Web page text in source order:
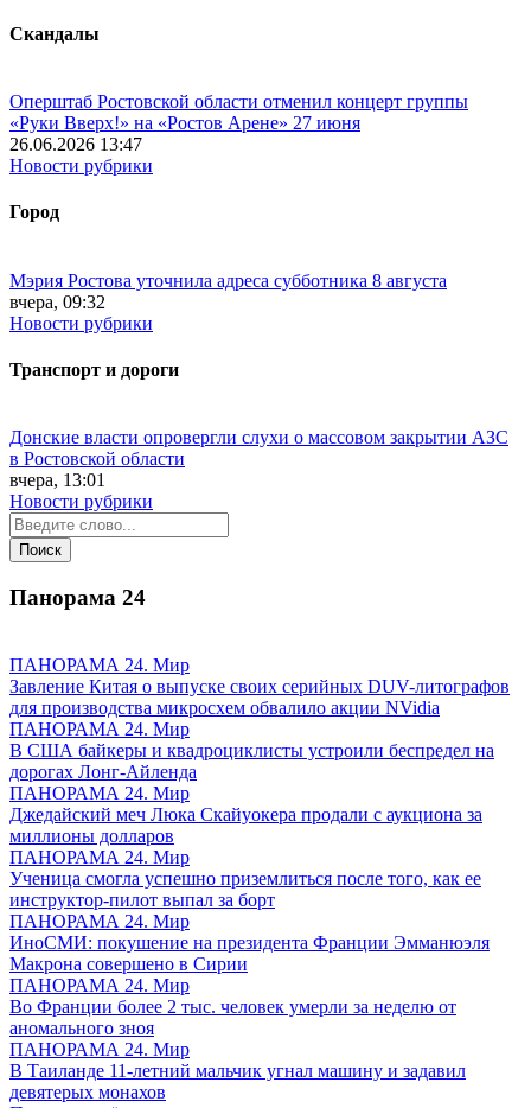
Скандалы
Оперштаб Ростовской области отменил концерт группы
«Руки Вверх!» на «Ростов Арене» 27 июня
26.06.2026 13:47
Новости рубрики
Город
Мэрия Ростова уточнила адреса субботника 8 августа
вчера, 09:32
Новости рубрики
Транспорт и дороги
Донские власти опровергли слухи о массовом закрытии АЗС
в Ростовской области
вчера, 13:01
Новости рубрики
Панорама 24
ПАНОРАМА 24. Мир
Завление Китая о выпуске своих серийных DUV-литографов
для производства микросхем обвалило акции NVidia
ПАНОРАМА 24. Мир
В США байкеры и квадроциклисты устроили беспредел на
дорогах Лонг-Айленда
ПАНОРАМА 24. Мир
Джедайский меч Люка Скайуокера продали с аукциона за
миллионы долларов
ПАНОРАМА 24. Мир
Ученица смогла успешно приземлиться после того, как ее
инструктор-пилот выпал за борт
ПАНОРАМА 24. Мир
ИноСМИ: покушение на президента Франции Эмманюэля
Макрона совершено в Сирии
ПАНОРАМА 24. Мир
Во Франции более 2 тыс. человек умерли за неделю от
аномального зноя
ПАНОРАМА 24. Мир
В Таиланде 11-летний мальчик угнал машину и задавил
девятерых монахов